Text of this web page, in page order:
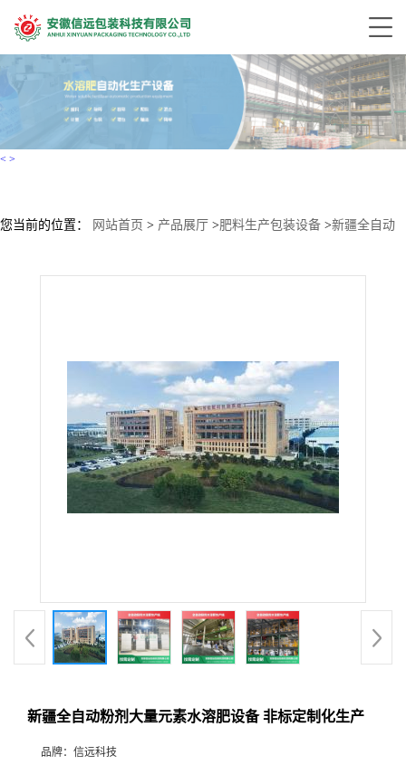
< >
您当前的位置： 网站首页 > 产品展厅 >肥料生产包装设备 >新疆全自动
新疆全自动粉剂大量元素水溶肥设备 非标定制化生产
品牌： 信远科技